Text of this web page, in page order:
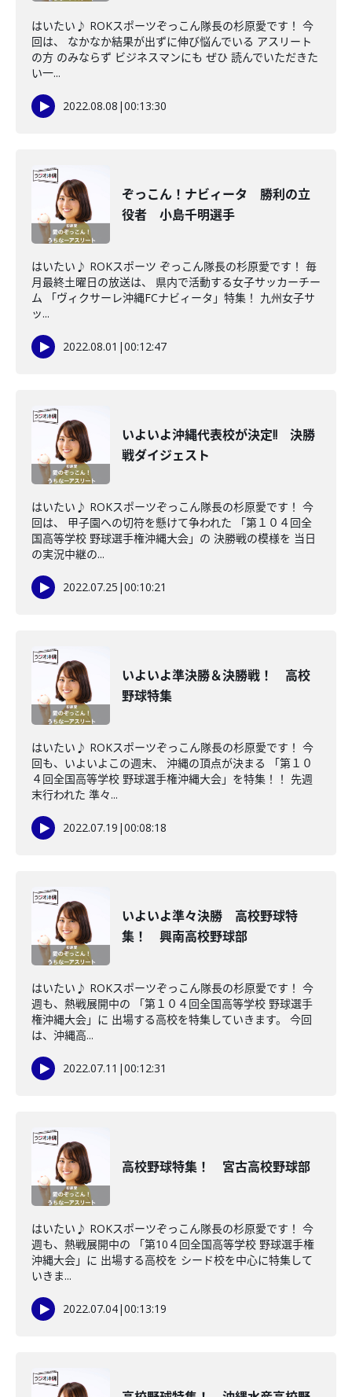
はいたい♪ ROKスポーツぞっこん隊長の杉原愛です！ 今
回は、 なかなか結果が出ずに伸び悩んでいる アスリート
の方 のみならず ビジネスマンにも ぜひ 読んでいただきた
い一...
2022.08.08 |00:13:30
ぞっこん！ナビィータ 勝利の立
役者 小島千明選手
はいたい♪ ROKスポーツ ぞっこん隊長の杉原愛です！ 毎
月最終土曜日の放送は、 県内で活動する女子サッカーチー
ム 「ヴィクサーレ沖縄FCナビィータ」特集！ 九州女子サ
ッ...
2022.08.01 |00:12:47
いよいよ沖縄代表校が決定!! 決勝
戦ダイジェスト
はいたい♪ ROKスポーツぞっこん隊長の杉原愛です！ 今
回は、 甲子園への切符を懸けて争われた 「第１０４回全
国高等学校 野球選手権沖縄大会」の 決勝戦の模様を 当日
の実況中継の...
2022.07.25 |00:10:21
いよいよ準決勝＆決勝戦！ 高校
野球特集
はいたい♪ ROKスポーツぞっこん隊長の杉原愛です！ 今
回も、いよいよこの週末、 沖縄の頂点が決まる 「第１０
４回全国高等学校 野球選手権沖縄大会」を特集！！ 先週
末行われた 準々...
2022.07.19 |00:08:18
いよいよ準々決勝 高校野球特
集！ 興南高校野球部
はいたい♪ ROKスポーツぞっこん隊長の杉原愛です！ 今
週も、熱戦展開中の 「第１０４回全国高等学校 野球選手
権沖縄大会」に 出場する高校を特集していきます。 今回
は、沖縄高...
2022.07.11 |00:12:31
高校野球特集！ 宮古高校野球部
はいたい♪ ROKスポーツぞっこん隊長の杉原愛です！ 今
週も、熱戦展開中の 「第10４回全国高等学校 野球選手権
沖縄大会」に 出場する高校を シード校を中心に特集して
いきま...
2022.07.04|00:13:19